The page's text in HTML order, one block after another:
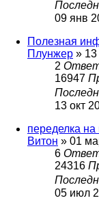
09 янв
Полезная
Плунжер » 13
2
16947
13 окт
переделка
Витон » 01
6
24316
05 июл